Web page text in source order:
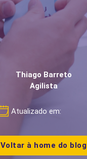
Thiago Barreto
Agilista
Atualizado em:
Voltar à home do blog